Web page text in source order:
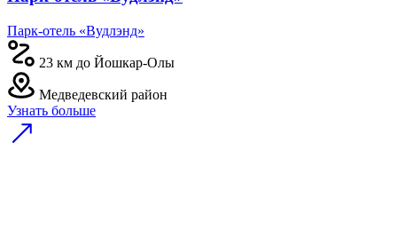
Парк-отель «Вудлэнд»
23 км до Йошкар-Олы
Медведевский район
Узнать больше